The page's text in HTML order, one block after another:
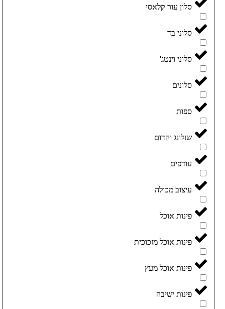
סלון עור קלאסי
סלוני בד
סלוני וינטג'
סלונים
ספות
שזלונג והדום
עודפים
עיצוב מכולה
פינות אוכל
פינות אוכל מזכוכית
פינות אוכל מעץ
פינות ישיבה